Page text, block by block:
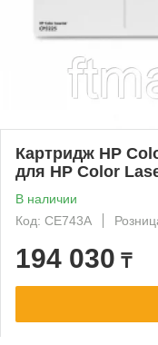
Картридж HP
для HP Color
В наличии
Код: CE743A
194 030 ₸